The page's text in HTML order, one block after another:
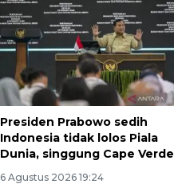
Presiden Prabowo sedih
Indonesia tidak lolos Piala
Dunia, singgung Cape Verde
6 Agustus 2026 19:24